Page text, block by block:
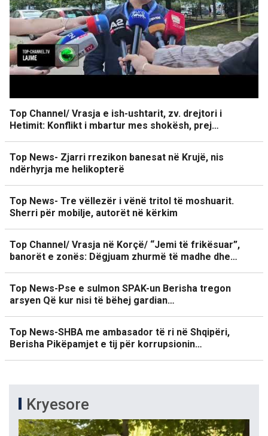
Top Channel/ Vrasja e ish-ushtarit, zv. drejtori i
Hetimit: Konflikt i mbartur mes shokësh, prej…
Top News- Zjarri rrezikon banesat në Krujë, nis
ndërhyrja me helikopterë
Top News- Tre vëllezër i vënë tritol të moshuarit.
Sherri për mobilje, autorët në kërkim
Top Channel/ Vrasja në Korçë/ “Jemi të frikësuar”,
banorët e zonës: Dëgjuam zhurmë të madhe dhe…
Top News-Pse e sulmon SPAK-un Berisha tregon
arsyen Që kur nisi të bëhej gardian…
Top News-SHBA me ambasador të ri në Shqipëri,
Berisha Pikëpamjet e tij për korrupsionin…
Kryesore